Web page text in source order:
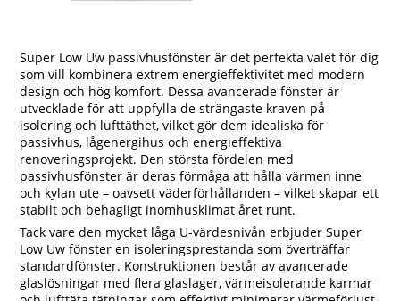
Super Low Uw passivhusfönster är det perfekta valet för dig
som vill kombinera extrem energieffektivitet med modern
design och hög komfort. Dessa avancerade fönster är
utvecklade för att uppfylla de strängaste kraven på
isolering och lufttäthet, vilket gör dem idealiska för
passivhus, lågenergihus och energieffektiva
renoveringsprojekt. Den största fördelen med
passivhusfönster är deras förmåga att hålla värmen inne
och kylan ute – oavsett väderförhållanden – vilket skapar ett
stabilt och behagligt inomhusklimat året runt.
Tack vare den mycket låga U-värdesnivån erbjuder Super
Low Uw fönster en isoleringsprestanda som överträffar
standardfönster. Konstruktionen består av avancerade
glaslösningar med flera glaslager, värmeisolerande karmar